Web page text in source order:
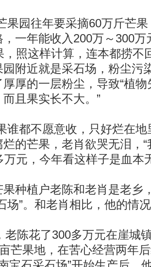
园往年要采摘60万斤芒果
一年能收入200万～300万
，照这样计算，连本都捞不
附近就是采石场，粉尘污
厚的一层粉尘，导致“植
且果实长不大。”
都不愿意收，只好烂在地
的芒果，老肖欲哭无泪，
万元，今年看这样子是血本
植户老陈和老肖是老乡
场”。和老肖相比，他的情
陈花了300多万元在崖城
芒果地，在苦心经营两年